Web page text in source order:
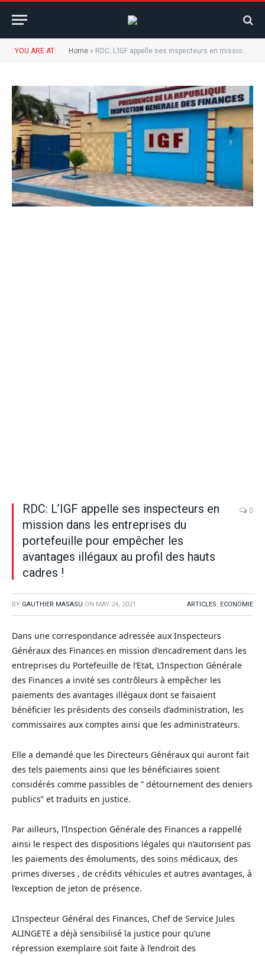
YOU ARE AT: Home » RDC: L’IGF appelle ses inspecteurs en mission dans les entreprises du portefeuille pour empêcher les avantages illégaux au profil des hauts cadres !
RDC: L’IGF appelle ses inspecteurs en
mission dans les entreprises du
portefeuille pour empêcher les
avantages illégaux au profil des hauts
cadres !
0
BY GAUTHIER MASASU ON MAY 24, 2021 ARTICLES, ECONOMIE
Dans une correspondance adressée aux Inspecteurs
Généraux des Finances en mission d’encadrement dans les
entreprises du Portefeuille de l’Etat, L’Inspection Générale
des Finances a invité ses contrôleurs à empêcher les
paiements des avantages illégaux dont se faisaient
bénéficier les présidents des conseils d’administration, les
commissaires aux comptes ainsi que les administrateurs.
Elle a demandé que les Directeurs Généraux qui auront fait
des tels paiements ainsi que les bénéficiaires soient
considérés comme passibles de ” détournement des deniers
publics” et traduits en justice.
Par ailleurs, l’Inspection Générale des Finances a rappellé
ainsi le respect des dispositions légales qui n’autorisent pas
les paiements des émoluments, des soins médicaux, des
primes diverses , de crédits véhicules et autres avantages, à
l’exception de jeton de présence.
L’Inspecteur Général des Finances, Chef de Service Jules
ALINGETE a déjà sensibilisé la justice pour qu’une
répression exemplaire soit faite à l’endroit des